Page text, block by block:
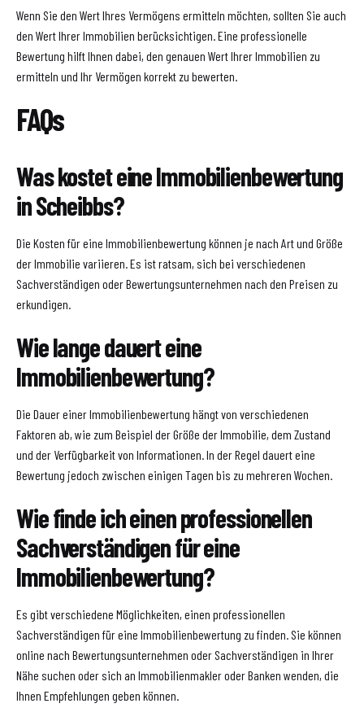
Wenn Sie den Wert Ihres Vermögens ermitteln möchten, sollten Sie auch
den Wert Ihrer Immobilien berücksichtigen. Eine professionelle
Bewertung hilft Ihnen dabei, den genauen Wert Ihrer Immobilien zu
ermitteln und Ihr Vermögen korrekt zu bewerten.
FAQs
Was kostet eine Immobilienbewertung
in Scheibbs?
Die Kosten für eine Immobilienbewertung können je nach Art und Größe
der Immobilie variieren. Es ist ratsam, sich bei verschiedenen
Sachverständigen oder Bewertungsunternehmen nach den Preisen zu
erkundigen.
Wie lange dauert eine
Immobilienbewertung?
Die Dauer einer Immobilienbewertung hängt von verschiedenen
Faktoren ab, wie zum Beispiel der Größe der Immobilie, dem Zustand
und der Verfügbarkeit von Informationen. In der Regel dauert eine
Bewertung jedoch zwischen einigen Tagen bis zu mehreren Wochen.
Wie finde ich einen professionellen
Sachverständigen für eine
Immobilienbewertung?
Es gibt verschiedene Möglichkeiten, einen professionellen
Sachverständigen für eine Immobilienbewertung zu finden. Sie können
online nach Bewertungsunternehmen oder Sachverständigen in Ihrer
Nähe suchen oder sich an Immobilienmakler oder Banken wenden, die
Ihnen Empfehlungen geben können.